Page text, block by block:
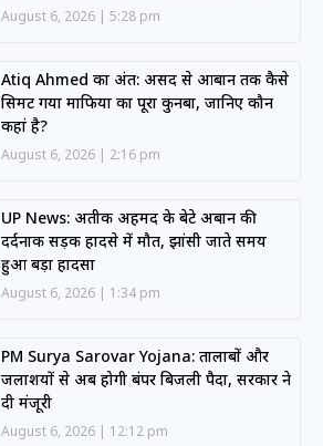
August 6, 2026 5:28 pm
Atiq Ahmed का अंत: असद से आबान तक कैसे
सिमट गया माफिया का पूरा कुनबा, जानिए कौन
कहां है?
August 6, 2026 2:16 pm
UP News: अतीक अहमद के बेटे अबान की
दर्दनाक सड़क हादसे में मौत, झांसी जाते समय
हुआ बड़ा हादसा
August 6, 2026 1:34 pm
PM Surya Sarovar Yojana: तालाबों और
जलाशयों से अब होगी बंपर बिजली पैदा, सरकार ने
दी मंजूरी
August 6, 2026 12:12 pm